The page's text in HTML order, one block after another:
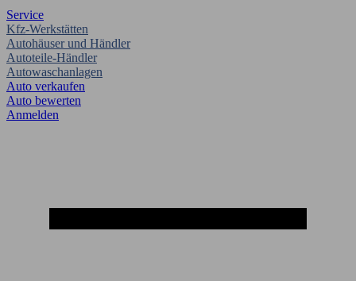
Service
Kfz-Werkstätten
Autohäuser und Händler
Autoteile-Händler
Autowaschanlagen
Auto verkaufen
Auto bewerten
Anmelden